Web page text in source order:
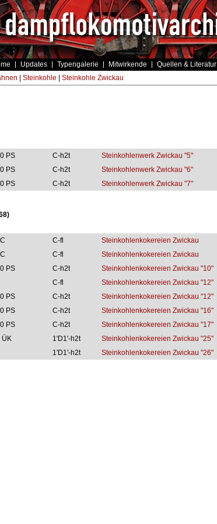
Updates Typengalerie Mitwirkende Quellen & Literatur
Steinkohle Steinkohle Zwickau
PS C-h2t
Steinkohlenwerk Zwickau "5"
PS C-h2t
Steinkohlenwerk Zwickau "6"
PS C-h2t Steinkohlenwerk Zwickau "7"
C-fl
Steinkohlenkokereien Zwickau
C-fl
Steinkohlenkokereien Zwickau
PS C-h2t
Steinkohlenkokereien Zwickau "10"
C-fl
Steinkohlenkokereien Zwickau "12"
PS C-h2t
Steinkohlenkokereien Zwickau "12"
PS C-h2t
Steinkohlenkokereien Zwickau "16"
PS C-h2t
Steinkohlenkokereien Zwickau "17"
ÜK 1'D1'-h2t
Steinkohlenkokereien Zwickau "25"
1'D1'-h2t Steinkohlenkokereien Zwickau "26"